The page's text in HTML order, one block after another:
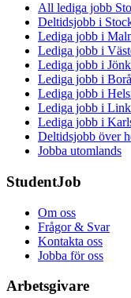
All lediga jobb
Deltidsjobb i
Lediga jobb i
Lediga jobb i
Lediga jobb i
Lediga jobb i
Lediga jobb i
Lediga jobb i
Lediga jobb i
Deltidsjobb över
Jobba utomlands
StudentJob
Om oss
Frågor & Svar
Kontakta oss
Jobba för oss
Arbetsgivare